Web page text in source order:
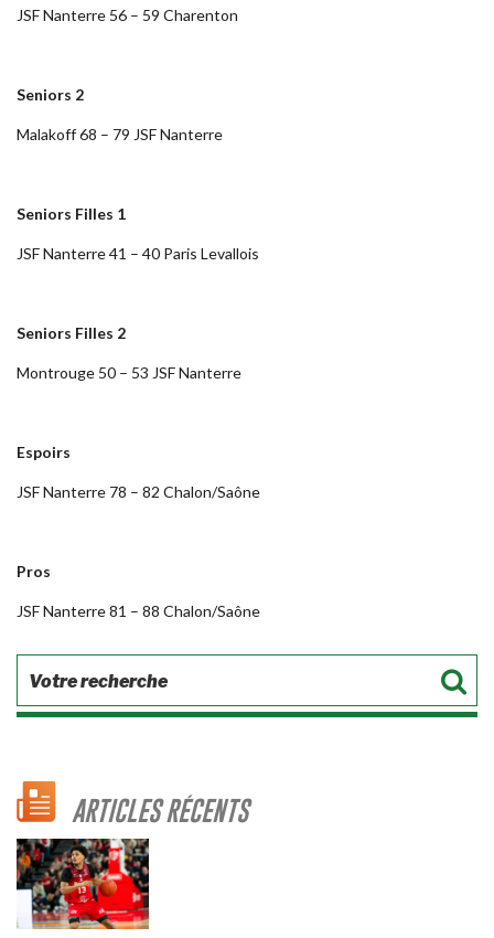
JSF Nanterre 56 – 59 Charenton
Seniors 2
Malakoff 68 – 79 JSF Nanterre
Seniors Filles 1
JSF Nanterre 41 – 40 Paris Levallois
Seniors Filles 2
Montrouge 50 – 53 JSF Nanterre
Espoirs
JSF Nanterre 78 – 82 Chalon/Saône
Pros
JSF Nanterre 81 – 88 Chalon/Saône
ARTICLES RÉCENTS